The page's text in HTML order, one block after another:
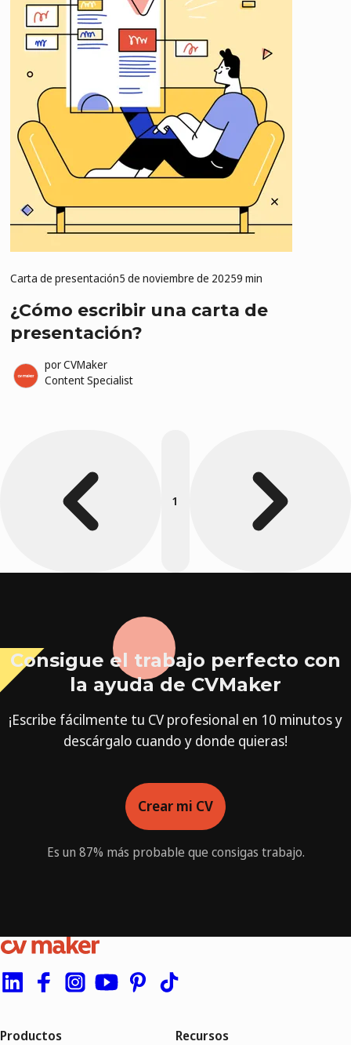
¿Cómo escribir una carta de
presentación?
Carta de presentación5 de noviembre de 20259 min
porCVMaker
Content Specialist
1
Consigue el trabajo perfecto con
la ayuda de CVMaker
¡Escribe fácilmente tu CV profesional en 10 minutos y
descárgalo cuando y donde quieras!
Crear mi CV
Es un 87% más probable que consigas trabajo.
Productos
Recursos